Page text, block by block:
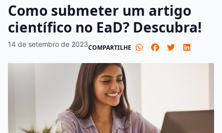
Como submeter um artigo
científico no EaD? Descubra!
14 de setembro de 2023COMPARTILHE